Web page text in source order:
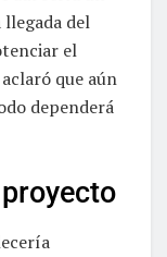
del
el
que aún
dependerá